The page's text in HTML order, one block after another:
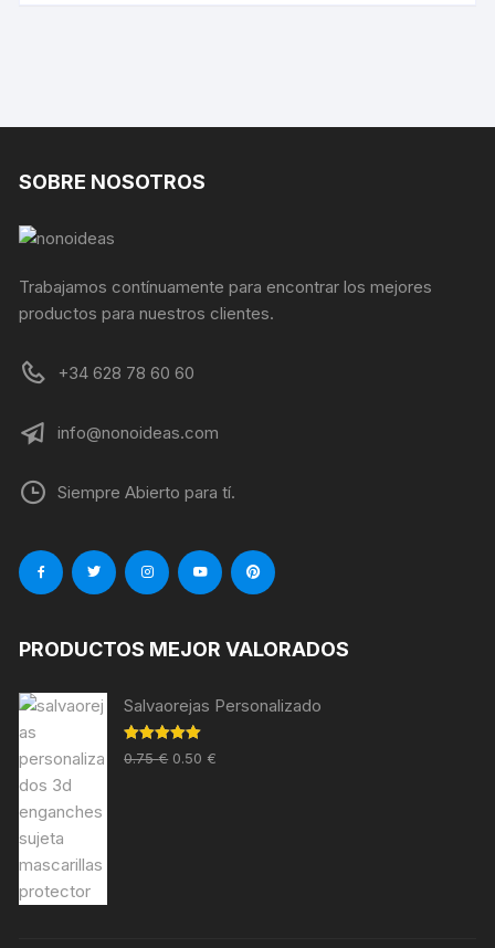
SOBRE NOSOTROS
Trabajamos contínuamente para encontrar los mejores
productos para nuestros clientes.
+34 628 78 60 60
info@nonoideas.com
Siempre Abierto para tí.
PRODUCTOS MEJOR VALORADOS
Salvaorejas Personalizado
Valorado en
5.00de 5
0.75€ 0.50 €